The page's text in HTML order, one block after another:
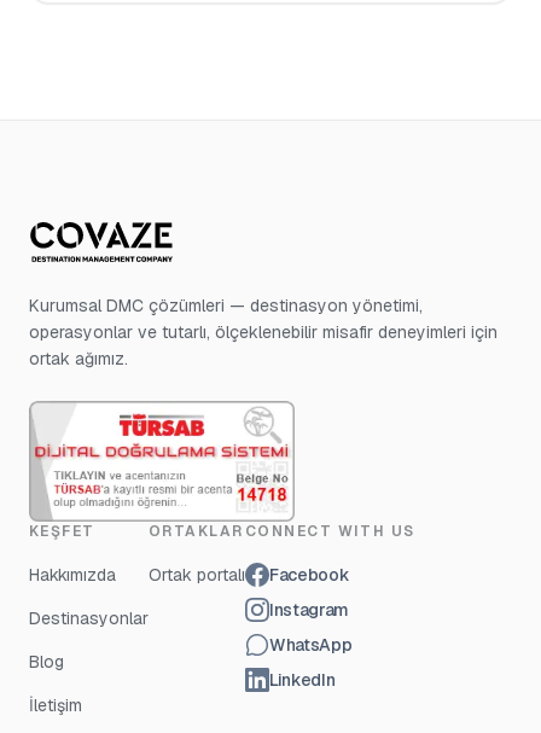
Kurumsal DMC çözümleri — destinasyon yönetimi,
operasyonlar ve tutarlı, ölçeklenebilir misafir deneyimleri için
ortak ağımız.
KEŞFET
Hakkımızda
Destinasyonlar
Blog
İletişim
ORTAKLAR
Ortak portalı
CONNECT WITH US
Facebook
Instagram
WhatsApp
LinkedIn